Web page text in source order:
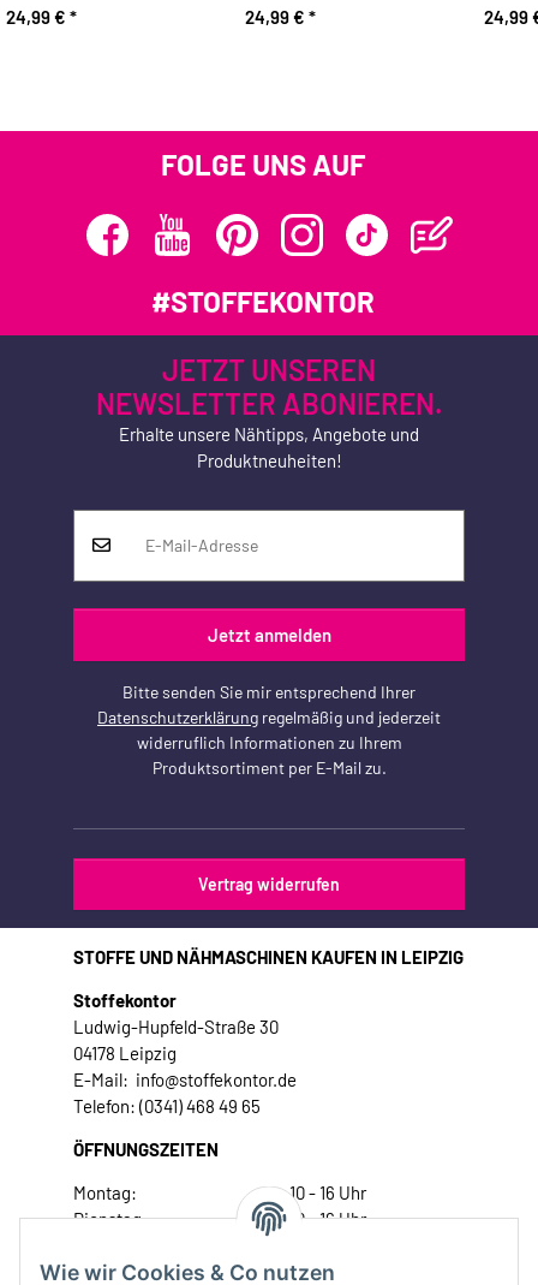
Wie wir Cookies & Co nutzen
24,99 € * 24,99 € * 24,99
FOLGE UNS AUF
#STOFFEKONTOR
JETZT UNSEREN
NEWSLETTER ABONIEREN.
Erhalte unsere Nähtipps, Angebote und
Produktneuheiten!
Jetzt anmelden
Bitte senden Sie mir entsprechend Ihrer
Datenschutzerklärung regelmäßig und jederzeit
widerruflich Informationen zu Ihrem
Produktsortiment per E-Mail zu.
Vertrag widerrufen
STOFFE UND NÄHMASCHINEN KAUFEN IN LEIPZIG
Stoffekontor
Ludwig-Hupfeld-Straße 30
04178 Leipzig
E-Mail: info@stoffekontor.de
Telefon: (0341) 468 49 65
ÖFFNUNGSZEITEN
Montag:
10 - 16 Uhr
Dienstag:
10 - 16 Uhr
Donnerstag:
10 - 18 Uhr